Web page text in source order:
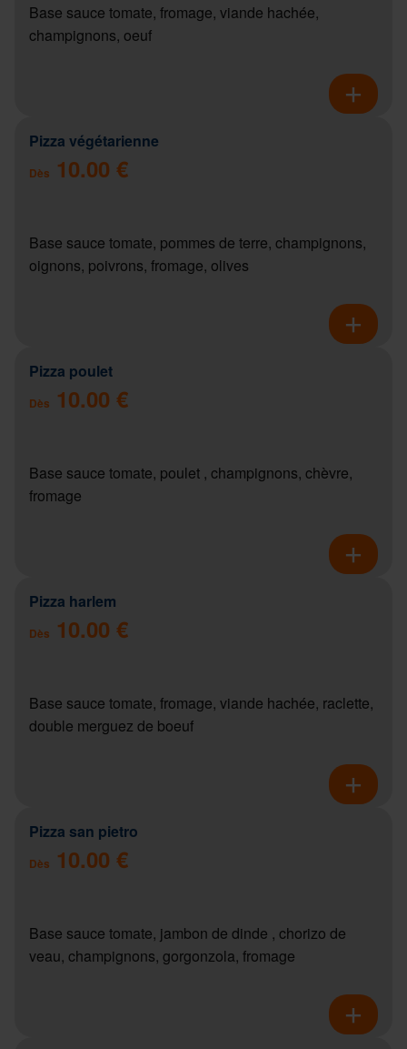
Base sauce tomate, fromage, viande hachée,
champignons, oeuf
Pizza végétarienne
Dès 10.00 €
Base sauce tomate, pommes de terre, champignons,
oignons, poivrons, fromage, olives
Pizza poulet
Dès 10.00 €
Base sauce tomate, poulet , champignons, chèvre,
fromage
Pizza harlem
Dès 10.00 €
Base sauce tomate, fromage, viande hachée, raclette,
double merguez de boeuf
Pizza san pietro
Dès 10.00 €
Base sauce tomate, jambon de dinde , chorizo de
veau, champignons, gorgonzola, fromage